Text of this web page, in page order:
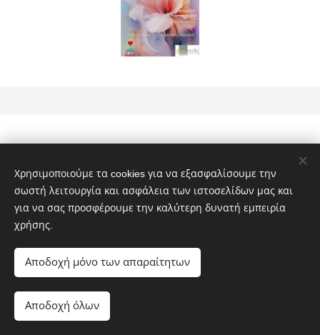
Χρησιμοποιούμε τα cookies για να εξασφαλίσουμε την
σωστή λειτουργία και ασφάλεια των ιστοσελίδων μας και
για να σας προσφέρουμε την καλύτερη δυνατή εμπειρία
χρήσης.
Αποδοχή μόνο των απαραίτητων
Αποδοχή όλων